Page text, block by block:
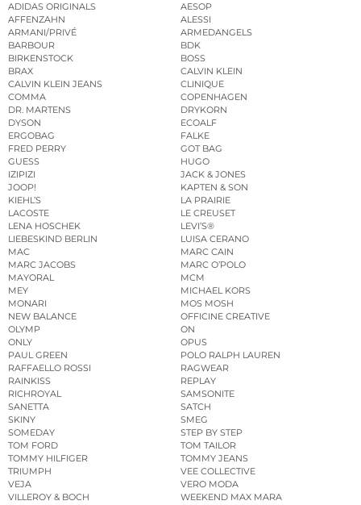
ADIDAS ORIGINALS
AESOP
AFFENZAHN
ALESSI
ARMANI/PRIVÉ
ARMEDANGELS
BARBOUR
BDK
BIRKENSTOCK
BOSS
BRAX
CALVIN KLEIN
CALVIN KLEIN JEANS
CLINIQUE
COMMA
COPENHAGEN
DR. MARTENS
DRYKORN
DYSON
ECOALF
ERGOBAG
FALKE
FRED PERRY
GOT BAG
GUESS
HUGO
IZIPIZI
JACK & JONES
JOOP!
KAPTEN & SON
KIEHL’S
LA PRAIRIE
LACOSTE
LE CREUSET
LENA HOSCHEK
LEVI’S®
LIEBESKIND BERLIN
LUISA CERANO
MAC
MARC CAIN
MARC JACOBS
MARC O’POLO
MAYORAL
MCM
MEY
MICHAEL KORS
MONARI
MOS MOSH
NEW BALANCE
OFFICINE CREATIVE
OLYMP
ON
ONLY
OPUS
PAUL GREEN
POLO RALPH LAUREN
RAFFAELLO ROSSI
RAGWEAR
RAINKISS
REPLAY
RICHROYAL
SAMSONITE
SANETTA
SATCH
SKINY
SMEG
SOMEDAY
STEP BY STEP
TOM FORD
TOM TAILOR
TOMMY HILFIGER
TOMMY JEANS
TRIUMPH
VEE COLLECTIVE
VEJA
VERO MODA
VILLEROY & BOCH
WEEKEND MAX MARA